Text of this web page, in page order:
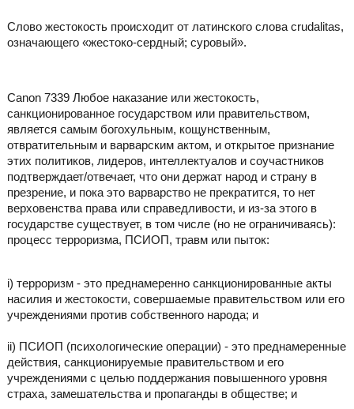
Слово жестокость происходит от латинского слова crudalitas,
означающего «жестоко-сердный; суровый».
Canon 7339 Любое наказание или жестокость,
санкционированное государством или правительством,
является самым богохульным, кощунственным,
отвратительным и варварским актом, и открытое признание
этих политиков, лидеров, интеллектуалов и соучастников
подтверждает/отвечает, что они держат народ и страну в
презрение, и пока это варварство не прекратится, то нет
верховенства права или справедливости, и из-за этого в
государстве существует, в том числе (но не ограничиваясь):
процесс терроризма, ПСИОП, травм или пыток:
i) терроризм - это преднамеренно санкционированные акты
насилия и жестокости, совершаемые правительством или его
учреждениями против собственного народа; и
ii) ПСИОП (психологические операции) - это преднамеренные
действия, санкционируемые правительством и его
учреждениями с целью поддержания повышенного уровня
страха, замешательства и пропаганды в обществе; и